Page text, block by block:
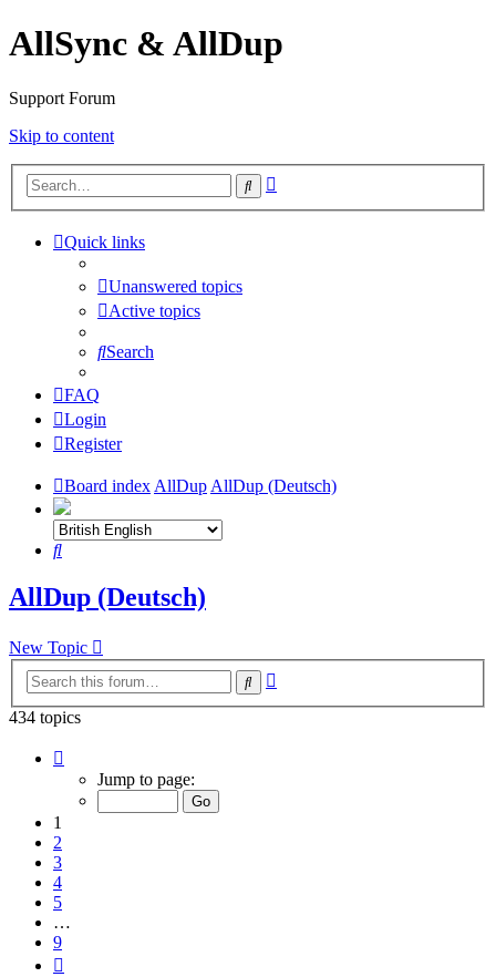
AllSync & AllDup
Support Forum
Skip to content
Search
Quick links
Unanswered topics
Active topics
Search
FAQ
Login
Register
Board indexAllDupAllDup (Deutsch)
Search
AllDup (Deutsch)
New Topic
Search
434 topics
Jump to page:
1
2
3
4
5
…
9